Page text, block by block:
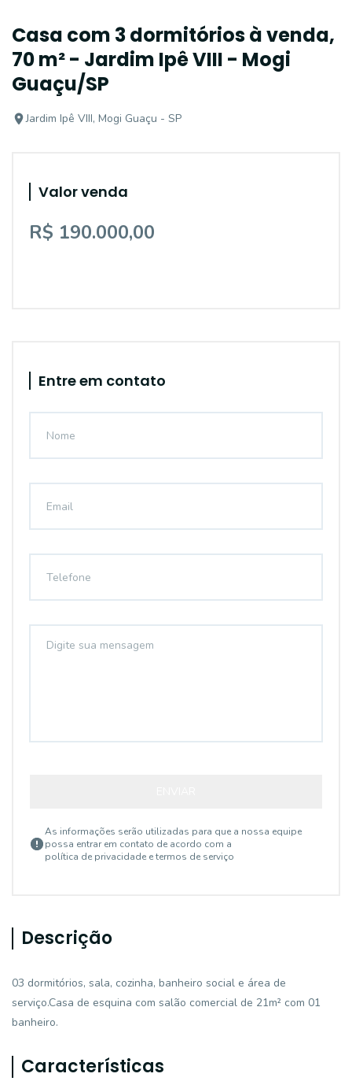
Casa com 3 dormitórios à venda,
70 m² - Jardim Ipê VIII - Mogi
Guaçu/SP
Jardim Ipê VIII, Mogi Guaçu - SP
Valor venda
R$ 190.000,00
Entre em contato
As informações serão utilizadas para que a nossa equipe
possa entrar em contato de acordo com a
política de privacidade e termos de serviço
Descrição
03 dormitórios, sala, cozinha, banheiro social e área de
serviço.Casa de esquina com salão comercial de 21m² com 01
banheiro.
Características